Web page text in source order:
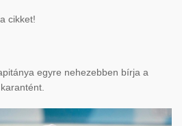
cikket!
egyre nehezebben bírja a